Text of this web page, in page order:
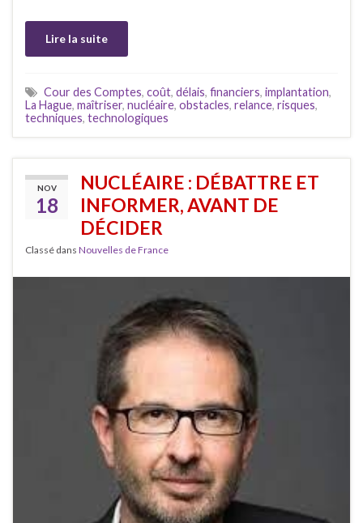
Lire la suite
Cour des Comptes, coût, délais, financiers, implantation,
La Hague, maîtriser, nucléaire, obstacles, relance, risques,
techniques, technologiques
NOV
18
NUCLÉAIRE : DÉBATTRE ET
INFORMER, AVANT DE
DÉCIDER
Classé dans Nouvelles de France